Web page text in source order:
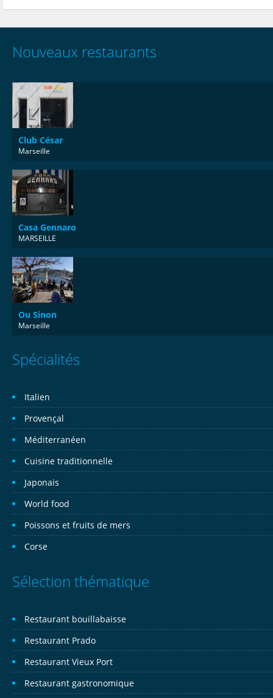
Nouveaux restaurants
Club César
Marseille
Casa Gennaro
MARSEILLE
Ou Sinon
Marseille
Spécialités
Italien
Provençal
Méditerranéen
Cuisine traditionnelle
Japonais
World food
Poissons et fruits de mers
Corse
Sélection thématique
Restaurant bouillabaisse
Restaurant Prado
Restaurant Vieux Port
Restaurant gastronomique